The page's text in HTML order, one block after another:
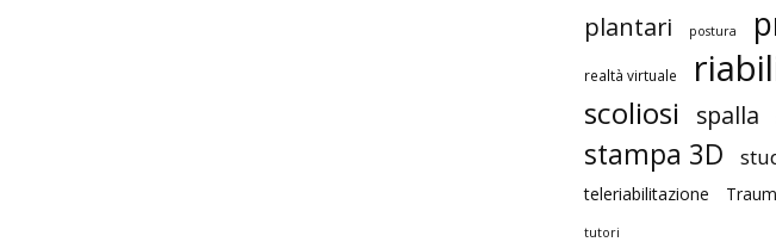
plantari postura
realtà virtuale
scoliosi spalla
stampa 3D
teleriabilitazione
tutori